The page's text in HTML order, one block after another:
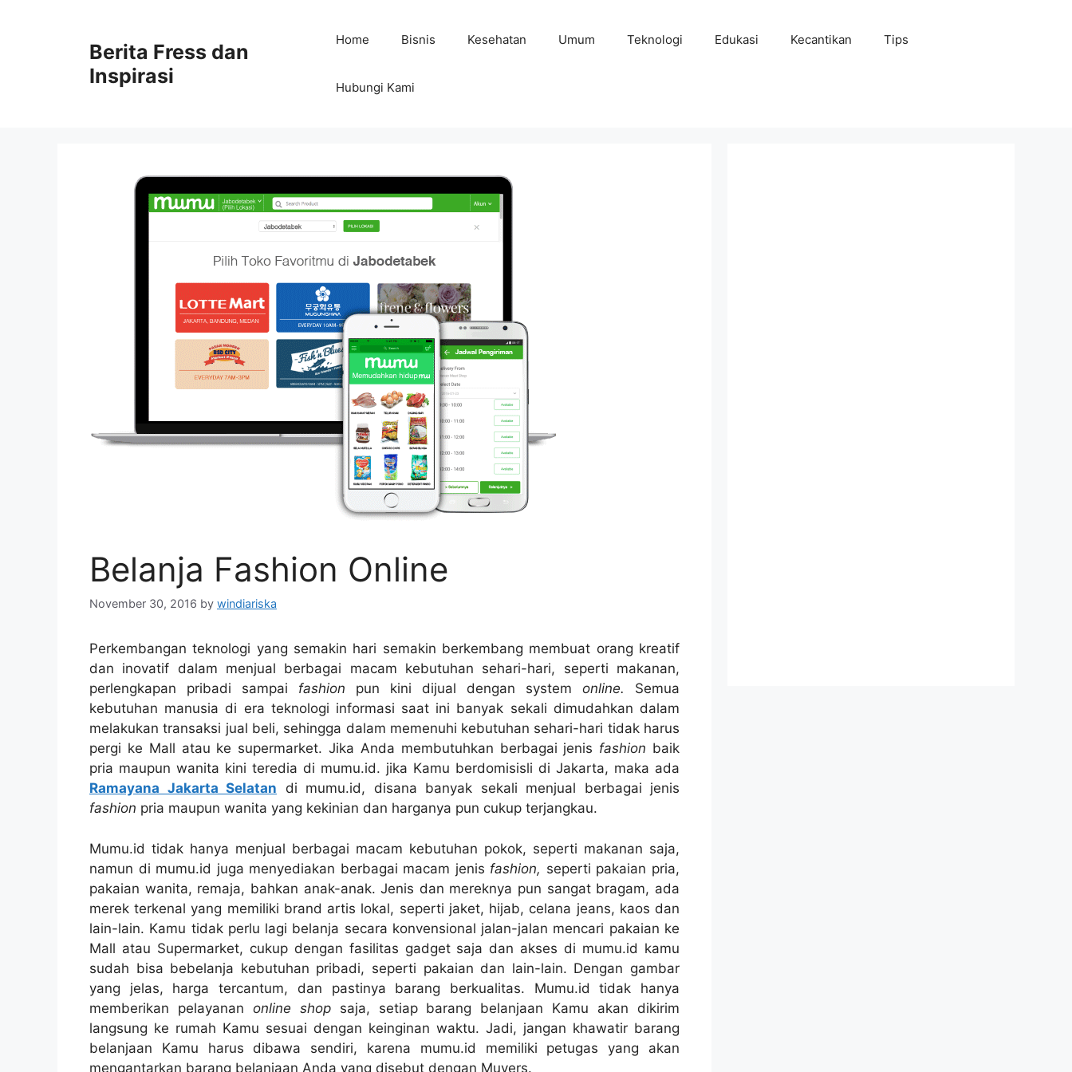
Berita Fress dan
Inspirasi
Home Bisnis Kesehatan Umum Teknologi Edukasi Kecantikan Tips
Hubungi Kami
Belanja Fashion Online
November 30, 2016 by windiariska
Perkembangan teknologi yang semakin hari semakin berkembang membuat orang kreatif
dan inovatif dalam menjual berbagai macam kebutuhan sehari-hari, seperti makanan,
perlengkapan pribadi sampai fashion pun kini dijual dengan system online. Semua
kebutuhan manusia di era teknologi informasi saat ini banyak sekali dimudahkan dalam
melakukan transaksi jual beli, sehingga dalam memenuhi kebutuhan sehari-hari tidak harus
pergi ke Mall atau ke supermarket. Jika Anda membutuhkan berbagai jenis fashion baik
pria maupun wanita kini teredia di mumu.id. jika Kamu berdomisisli di Jakarta, maka ada
Ramayana Jakarta Selatan
di mumu.id, disana banyak sekali menjual berbagai jenis
fashion pria maupun wanita yang kekinian dan harganya pun cukup terjangkau.
Mumu.id tidak hanya menjual berbagai macam kebutuhan pokok, seperti makanan saja,
namun di mumu.id juga menyediakan berbagai macam jenis fashion, seperti pakaian pria,
pakaian wanita, remaja, bahkan anak-anak. Jenis dan mereknya pun sangat bragam, ada
merek terkenal yang memiliki brand artis lokal, seperti jaket, hijab, celana jeans, kaos dan
lain-lain. Kamu tidak perlu lagi belanja secara konvensional jalan-jalan mencari pakaian ke
Mall atau Supermarket, cukup dengan fasilitas gadget saja dan akses di mumu.id kamu
sudah bisa bebelanja kebutuhan pribadi, seperti pakaian dan lain-lain. Dengan gambar
yang jelas, harga tercantum, dan pastinya barang berkualitas. Mumu.id tidak hanya
memberikan pelayanan online shop saja, setiap barang belanjaan Kamu akan dikirim
langsung ke rumah Kamu sesuai dengan keinginan waktu. Jadi, jangan khawatir barang
belanjaan Kamu harus dibawa sendiri, karena mumu.id memiliki petugas yang akan
mengantarkan barang belanjaan Anda yang disebut dengan Muvers.